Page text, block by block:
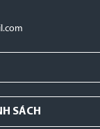
SÁCH